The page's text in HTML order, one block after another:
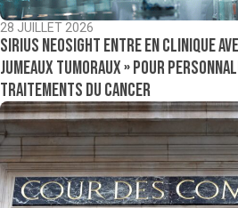
28 JUILLET 2026
Sirius NeoSight entre en clinique
jumeaux tumoraux » pour
traitements du cancer